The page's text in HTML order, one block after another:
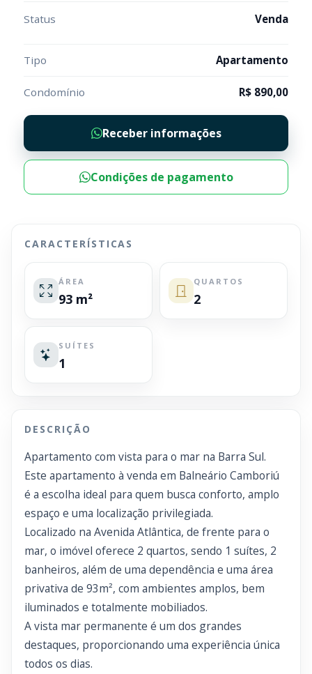
Status Venda
Tipo Apartamento
Condomínio R$ 890,00
Receber informações
Condições de pagamento
CARACTERÍSTICAS
ÁREA
93 m²
QUARTOS
2
SUÍTES
1
DESCRIÇÃO
Apartamento com vista para o mar na Barra Sul.
Este apartamento à venda em Balneário Camboriú
é a escolha ideal para quem busca conforto, amplo
espaço e uma localização privilegiada.
Localizado na Avenida Atlântica, de frente para o
mar, o imóvel oferece 2 quartos, sendo 1 suítes, 2
banheiros, além de uma dependência e uma área
privativa de 93m², com ambientes amplos, bem
iluminados e totalmente mobiliados.
A vista mar permanente é um dos grandes
destaques, proporcionando uma experiência única
todos os dias.